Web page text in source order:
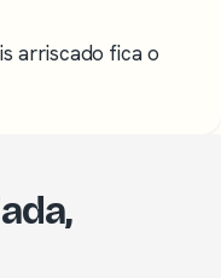
arriscado fica o